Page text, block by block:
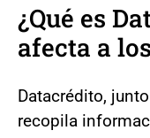
¿Qué es
afecta a
Datacrédito,
recopila